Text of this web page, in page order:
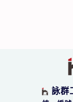
詠群